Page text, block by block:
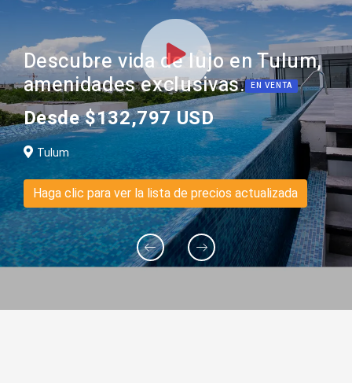
Descubre vida de lujo en Tulum,
amenidades exclusivas. EN VENTA
Desde $132,797 USD
Tulum
Haga clic para ver la lista de precios actualizada